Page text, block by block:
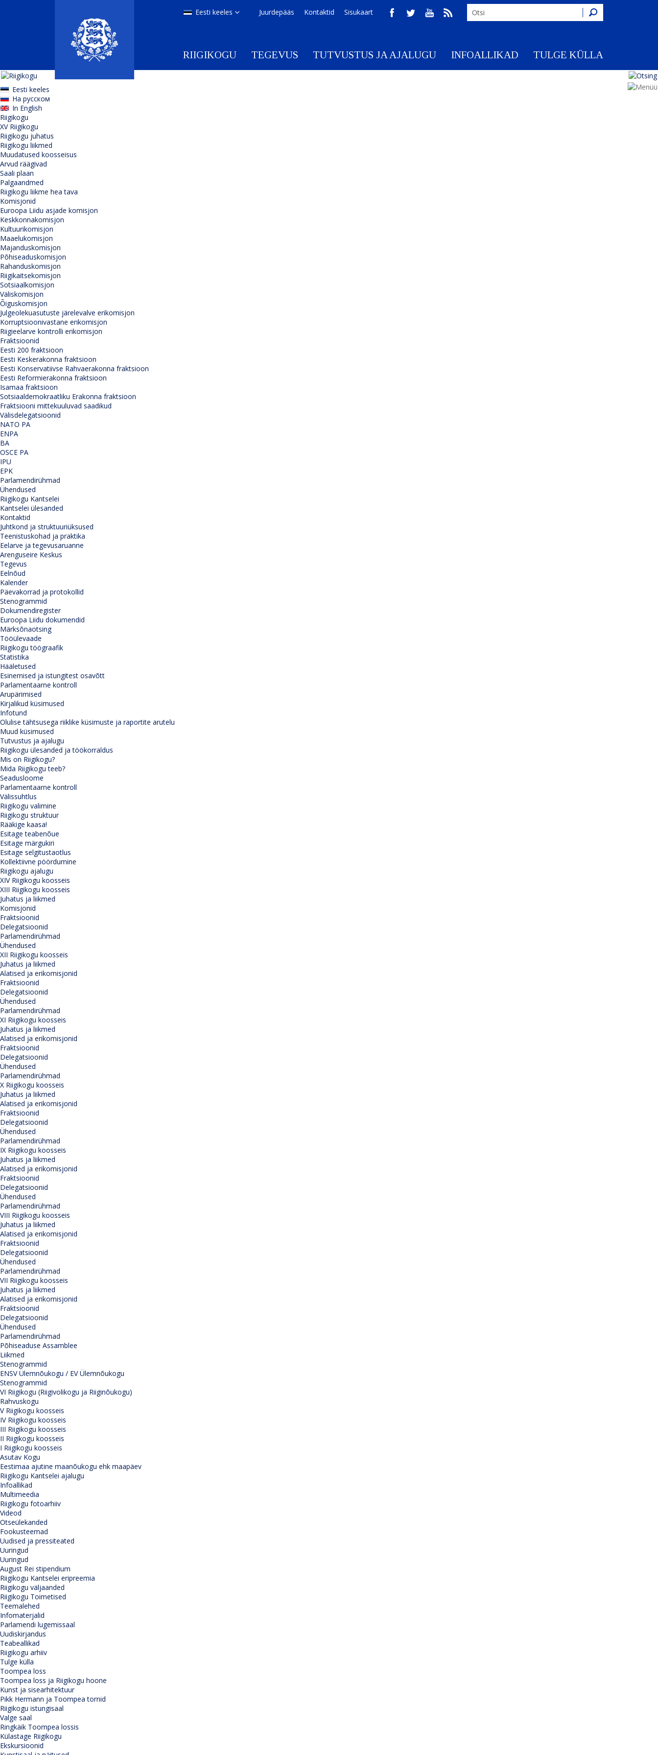
Otsing
Juurdepääs Kontaktid Sisukaart
Eesti keeles
RIIGIKOGU TEGEVUS TUTVUSTUS JA AJALUGU INFOALLIKAD TULGE KÜLLA
Eesti keeles
На русском
In English
Riigikogu
XV Riigikogu
Riigikogu juhatus
Riigikogu liikmed
Muudatused koosseisus
Arvud räägivad
Saali plaan
Palgaandmed
Riigikogu liikme hea tava
Komisjonid
Euroopa Liidu asjade komisjon
Keskkonnakomisjon
Kultuurikomisjon
Maaelukomisjon
Majanduskomisjon
Põhiseaduskomisjon
Rahanduskomisjon
Riigikaitsekomisjon
Sotsiaalkomisjon
Väliskomisjon
Õiguskomisjon
Julgeolekuasutuste järelevalve erikomisjon
Korruptsioonivastane erikomisjon
Riigieelarve kontrolli erikomisjon
Fraktsioonid
Eesti 200 fraktsioon
Eesti Keskerakonna fraktsioon
Eesti Konservatiivse Rahvaerakonna fraktsioon
Eesti Reformierakonna fraktsioon
Isamaa fraktsioon
Sotsiaaldemokraatliku Erakonna fraktsioon
Fraktsiooni mittekuuluvad saadikud
Välisdelegatsioonid
NATO PA
ENPA
BA
OSCE PA
IPU
EPK
Parlamendirühmad
Ühendused
Riigikogu Kantselei
Kantselei ülesanded
Kontaktid
Juhtkond ja struktuuriüksused
Teenistuskohad ja praktika
Eelarve ja tegevusaruanne
Arenguseire Keskus
Tegevus
Eelnõud
Kalender
Päevakorrad ja protokollid
Stenogrammid
Dokumendiregister
Euroopa Liidu dokumendid
Märksõnaotsing
Tööülevaade
Riigikogu töögraafik
Statistika
Hääletused
Esinemised ja istungitest osavõtt
Parlamentaarne kontroll
Arupärimised
Kirjalikud küsimused
Infotund
Olulise tähtsusega riiklike küsimuste ja raportite arutelu
Muud küsimused
Tutvustus ja ajalugu
Riigikogu ülesanded ja töökorraldus
Mis on Riigikogu?
Mida Riigikogu teeb?
Seadusloome
Parlamentaarne kontroll
Välissuhtlus
Riigikogu valimine
Riigikogu struktuur
Rääkige kaasa!
Esitage teabenõue
Esitage märgukiri
Esitage selgitustaotlus
Kollektiivne pöördumine
Riigikogu ajalugu
XIV Riigikogu koosseis
XIII Riigikogu koosseis
Juhatus ja liikmed
Komisjonid
Fraktsioonid
Delegatsioonid
Parlamendirühmad
Ühendused
XII Riigikogu koosseis
Juhatus ja liikmed
Alatised ja erikomisjonid
Fraktsioonid
Delegatsioonid
Ühendused
Parlamendirühmad
XI Riigikogu koosseis
Juhatus ja liikmed
Alatised ja erikomisjonid
Fraktsioonid
Delegatsioonid
Ühendused
Parlamendirühmad
X Riigikogu koosseis
Juhatus ja liikmed
Alatised ja erikomisjonid
Fraktsioonid
Delegatsioonid
Ühendused
Parlamendirühmad
IX Riigikogu koosseis
Juhatus ja liikmed
Alatised ja erikomisjonid
Fraktsioonid
Delegatsioonid
Ühendused
Parlamendirühmad
VIII Riigikogu koosseis
Juhatus ja liikmed
Alatised ja erikomisjonid
Fraktsioonid
Delegatsioonid
Ühendused
Parlamendirühmad
VII Riigikogu koosseis
Juhatus ja liikmed
Alatised ja erikomisjonid
Fraktsioonid
Delegatsioonid
Ühendused
Parlamendirühmad
Põhiseaduse Assamblee
Liikmed
Stenogrammid
ENSV Ülemnõukogu / EV Ülemnõukogu
Stenogrammid
VI Riigikogu (Riigivolikogu ja Riiginõukogu)
Rahvuskogu
V Riigikogu koosseis
IV Riigikogu koosseis
III Riigikogu koosseis
II Riigikogu koosseis
I Riigikogu koosseis
Asutav Kogu
Eestimaa ajutine maanõukogu ehk maapäev
Riigikogu Kantselei ajalugu
Infoallikad
Multimeedia
Riigikogu fotoarhiiv
Videod
Otseülekanded
Fookusteemad
Uudised ja pressiteated
Uuringud
Uuringud
August Rei stipendium
Riigikogu Kantselei eripreemia
Riigikogu väljaanded
Riigikogu Toimetised
Teemalehed
Infomaterjalid
Parlamendi lugemissaal
Uudiskirjandus
Teabeallikad
Riigikogu arhiiv
Tulge külla
Toompea loss
Toompea loss ja Riigikogu hoone
Kunst ja sisearhitektuur
Pikk Hermann ja Toompea tornid
Riigikogu istungisaal
Valge saal
Ringkäik Toompea lossis
Külastage Riigikogu
Ekskursioonid